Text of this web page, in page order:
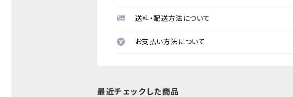
送料・配送方法について
お支払い方法について
最近チェックした商品